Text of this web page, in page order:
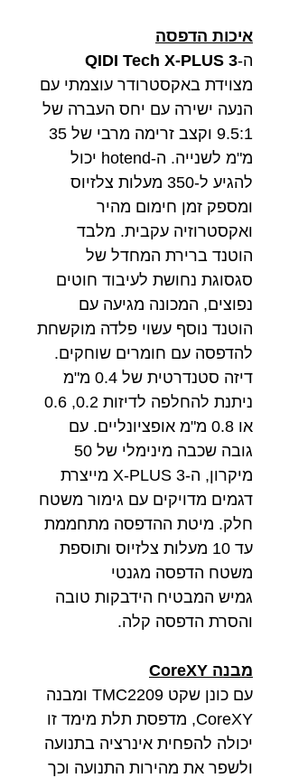
איכות הדפסה
ה-QIDI Tech X-PLUS 3
מצוידת באקסטרודר עוצמתי עם
הנעה ישירה עם יחס העברה של
9.5:1 וקצב זרימה מרבי של 35
מ"מ לשנייה. ה-hotend יכול
להגיע ל-350 מעלות צלזיוס
ומספק זמן חימום מהיר
ואקסטרוזיה עקבית. מלבד
הוטנד ברירת המחדל של
סגסוגת נחושת לעיבוד חוטים
נפוצים, המכונה מגיעה עם
הוטנד נוסף עשוי פלדה מוקשחת
להדפסה עם חומרים שוחקים.
דיזה סטנדרטית של 0.4 מ"מ
ניתנת להחלפה לדיזות 0.2, 0.6
או 0.8 מ"מ אופציונליים. עם
גובה שכבה מינימלי של 50
מיקרון, ה-X-PLUS 3 מייצרת
דגמים מדויקים עם גימור משטח
חלק. מיטת ההדפסה מתחממת
עד 10 מעלות צלזיוס ותוספת
משטח הדפסה מגנטי
גמיש המבטיח הידבקות טובה
והסרת הדפסה קלה.
מבנה CoreXY
עם כונן שקט TMC2209 ומבנה
CoreXY, מדפסת תלת מימד זו
יכולה להפחית אינרציה בתנועה
ולשפר את מהירות התנועה וכך